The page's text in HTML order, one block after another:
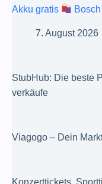
Akku gratis
7. August 2026
StubHub: Die beste
verkäufe
Viagogo – Dein
Konzerttickets,